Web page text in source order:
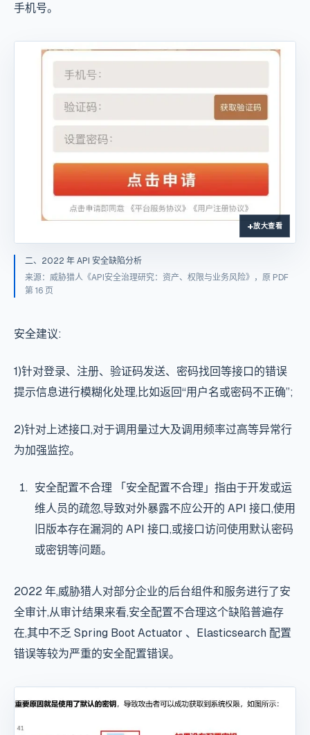
手机号。
放大查看
二、2022 年 API 安全缺陷分析
来源：威胁猎人《API安全治理研究：资产、权限与业务风险》，原 PDF
第 16 页
安全建议:
1)针对登录、注册、验证码发送、密码找回等接口的错误
提示信息进行模糊化处理,比如返回“用户名或密码不正确”;
2)针对上述接口,对于调用量过大及调用频率过高等异常行
为加强监控。
安全配置不合理 「安全配置不合理」指由于开发或运
维人员的疏忽,导致对外暴露不应公开的 API 接口,使用
旧版本存在漏洞的 API 接口,或接口访问使用默认密码
或密钥等问题。
2022 年,威胁猎人对部分企业的后台组件和服务进行了安
全审计,从审计结果来看,安全配置不合理这个缺陷普遍存
在,其中不乏 Spring Boot Actuator 、Elasticsearch 配置
错误等较为严重的安全配置错误。